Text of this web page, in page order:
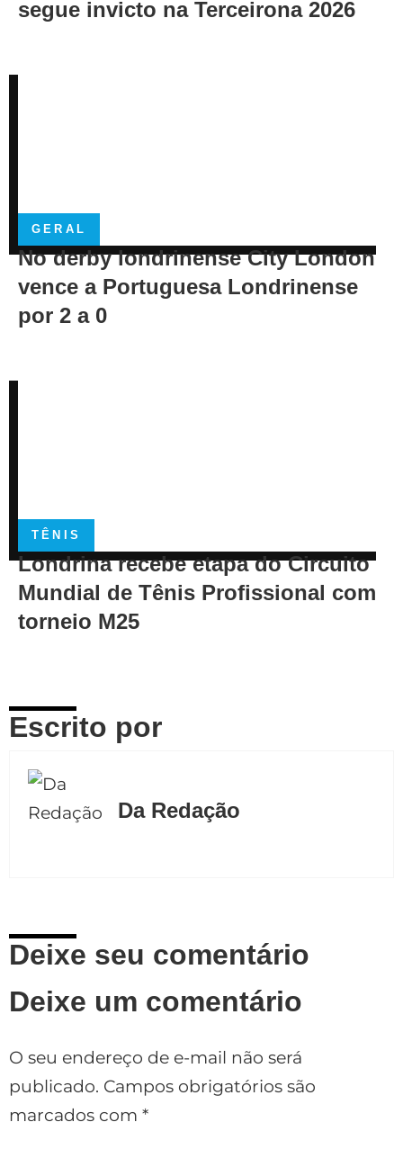
segue invicto na Terceirona 2026
GERAL
No derby londrinense City London
vence a Portuguesa Londrinense
por 2 a 0
TÊNIS
Londrina recebe etapa do Circuito
Mundial de Tênis Profissional com
torneio M25
Escrito por
Da Redação
Deixe seu comentário
Deixe um comentário
O seu endereço de e-mail não será
publicado. Campos obrigatórios são
marcados com *